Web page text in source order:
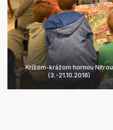
Krížom-krážom hornou Nitrou
(3.-21.10.2016)